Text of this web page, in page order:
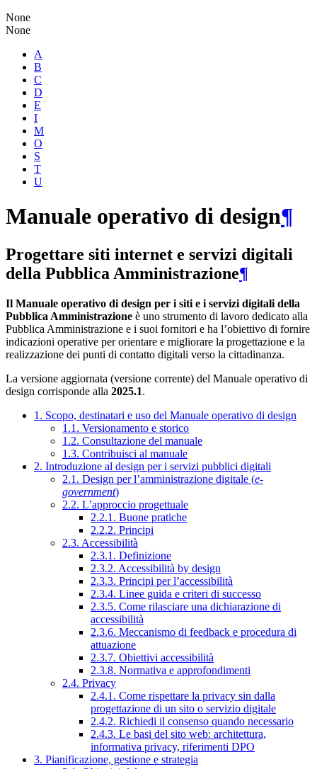
None
None
A
B
C
D
E
I
M
O
S
T
U
Manuale operativo di design¶
Progettare siti internet e servizi digitali
della Pubblica Amministrazione¶
Il Manuale operativo di design per i siti e i servizi digitali della
Pubblica Amministrazione è uno strumento di lavoro dedicato alla
Pubblica Amministrazione e i suoi fornitori e ha l’obiettivo di fornire
indicazioni operative per orientare e migliorare la progettazione e la
realizzazione dei punti di contatto digitali verso la cittadinanza.
La versione aggiornata (versione corrente) del Manuale operativo di
design corrisponde alla 2025.1.
1. Scopo, destinatari e uso del Manuale operativo di design
1.1. Versionamento e storico
1.2. Consultazione del manuale
1.3. Contribuisci al manuale
2. Introduzione al design per i servizi pubblici digitali
2.1. Design per l’amministrazione digitale (e-
government)
2.2. L’approccio progettuale
2.2.1. Buone pratiche
2.2.2. Principi
2.3. Accessibilità
2.3.1. Definizione
2.3.2. Accessibilità by design
2.3.3. Principi per l’accessibilità
2.3.4. Linee guida e criteri di successo
2.3.5. Come rilasciare una dichiarazione di
accessibilità
2.3.6. Meccanismo di feedback e procedura di
attuazione
2.3.7. Obiettivi accessibilità
2.3.8. Normativa e approfondimenti
2.4. Privacy
2.4.1. Come rispettare la privacy sin dalla
progettazione di un sito o servizio digitale
2.4.2. Richiedi il consenso quando necessario
2.4.3. Le basi del sito web: architettura,
informativa privacy, riferimenti DPO
3. Pianificazione, gestione e strategia